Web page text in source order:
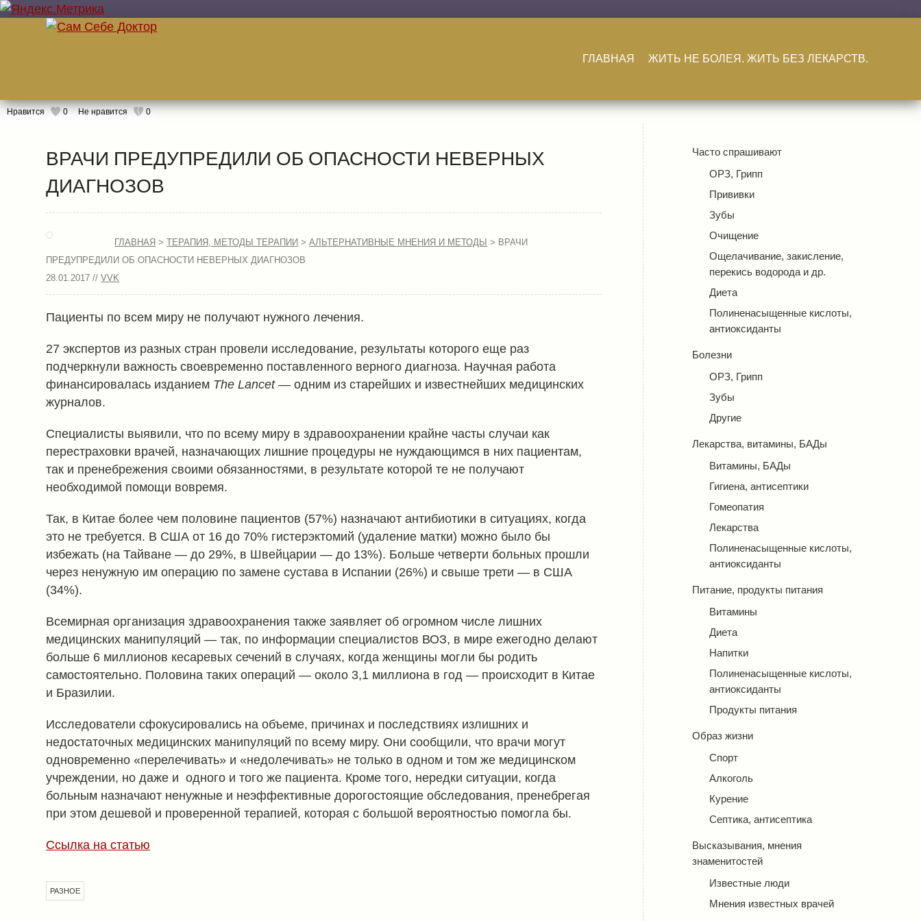
ГЛАВНАЯ ЖИТЬ НЕ БОЛЕЯ. ЖИТЬ БЕЗ ЛЕКАРСТВ.
Нравится 0 Не нравится 0
ВРАЧИ ПРЕДУПРЕДИЛИ ОБ ОПАСНОСТИ НЕВЕРНЫХ
ДИАГНОЗОВ
ГЛАВНАЯ >ТЕРАПИЯ, МЕТОДЫ ТЕРАПИИ >АЛЬТЕРНАТИВНЫЕ МНЕНИЯ И МЕТОДЫ > ВРАЧИ
ПРЕДУПРЕДИЛИ ОБ ОПАСНОСТИ НЕВЕРНЫХ ДИАГНОЗОВ
28.01.2017 //VVK
Пациенты по всем миру не получают нужного лечения.
27 экспертов из разных стран провели исследование, результаты которого еще раз
подчеркнули важность своевременно поставленного верного диагноза. Научная работа
финансировалась изданием The Lancet— одним из старейших и известнейших медицинских
журналов.
Специалисты выявили, что по всему миру в здравоохранении крайне часты случаи как
перестраховки врачей, назначающих лишние процедуры не нуждающимся в них пациентам,
так и пренебрежения своими обязанностями, в результате которой те не получают
необходимой помощи вовремя.
Так, в Китае более чем половине пациентов (57%) назначают антибиотики в ситуациях, когда
это не требуется. В США от 16 до 70% гистерэктомий (удаление матки) можно было бы
избежать (на Тайване — до 29%, в Швейцарии — до 13%). Больше четверти больных прошли
через ненужную им операцию по замене сустава в Испании (26%) и свыше трети — в США
(34%).
Всемирная организация здравоохранения также заявляет об огромном числе лишних
медицинских манипуляций — так, по информации специалистов ВОЗ, в мире ежегодно делают
больше 6 миллионов кесаревых сечений в случаях, когда женщины могли бы родить
самостоятельно. Половина таких операций — около 3,1 миллиона в год — происходит в Китае
и Бразилии.
Исследователи сфокусировались на объеме, причинах и последствиях излишних и
недостаточных медицинских манипуляций по всему миру. Они сообщили, что врачи могут
одновременно «перелечивать» и «недолечивать» не только в одном и том же медицинском
учреждении, но даже и одного и того же пациента. Кроме того, нередки ситуации, когда
больным назначают ненужные и неэффективные дорогостоящие обследования, пренебрегая
при этом дешевой и проверенной терапией, которая с большой вероятностью помогла бы.
Ссылка на статью
РАЗНОЕ
Часто спрашивают
ОРЗ, Грипп
Прививки
Зубы
Очищение
Ощелачивание, закисление,
перекись водорода и др.
Диета
Полиненасыщенные кислоты,
антиоксиданты
Болезни
ОРЗ, Грипп
Зубы
Другие
Лекарства, витамины, БАДы
Витамины, БАДы
Гигиена, антисептики
Гомеопатия
Лекарства
Полиненасыщенные кислоты,
антиоксиданты
Питание, продукты питания
Витамины
Диета
Напитки
Полиненасыщенные кислоты,
антиоксиданты
Продукты питания
Образ жизни
Спорт
Алкоголь
Курение
Септика, антисептика
Высказывания, мнения
знаменитостей
Известные люди
Мнения известных врачей